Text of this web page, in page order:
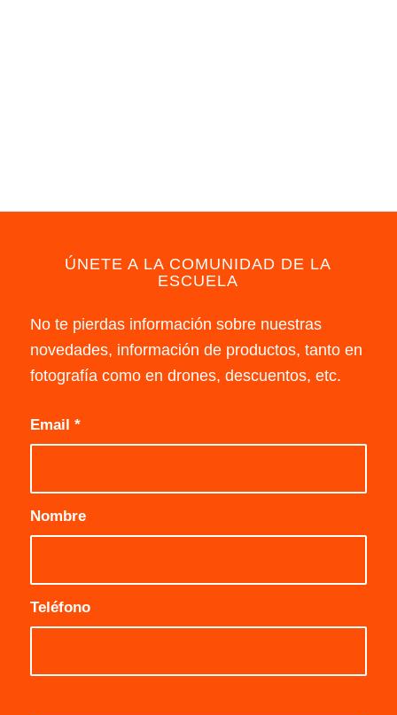
ÚNETE A LA COMUNIDAD DE LA
ESCUELA
No te pierdas información sobre nuestras
novedades, información de productos, tanto en
fotografía como en drones, descuentos, etc.
Email *
Nombre
Teléfono